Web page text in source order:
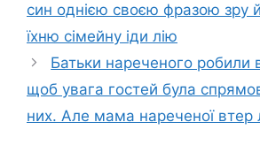
син однією своєю фразою зру
їхню сімейну іди лію
Батьки нареченого
щоб увага гостей була
них. Але мама нареченої втер